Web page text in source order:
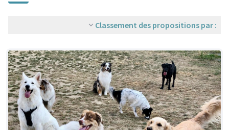
Classement des propositions par :